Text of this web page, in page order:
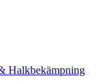
Halkbekämpning